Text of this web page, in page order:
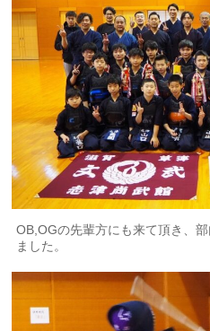
OB,OGの先輩方にも来て頂き、
ました。